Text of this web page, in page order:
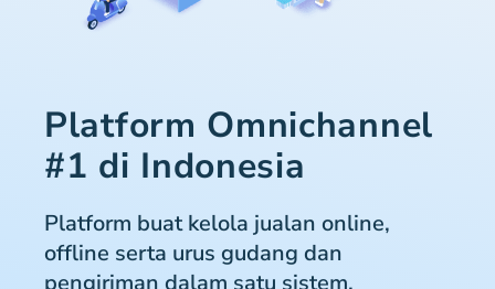
Platform Omnichannel
#1 di Indonesia
Platform buat kelola jualan online,
offline serta urus gudang dan